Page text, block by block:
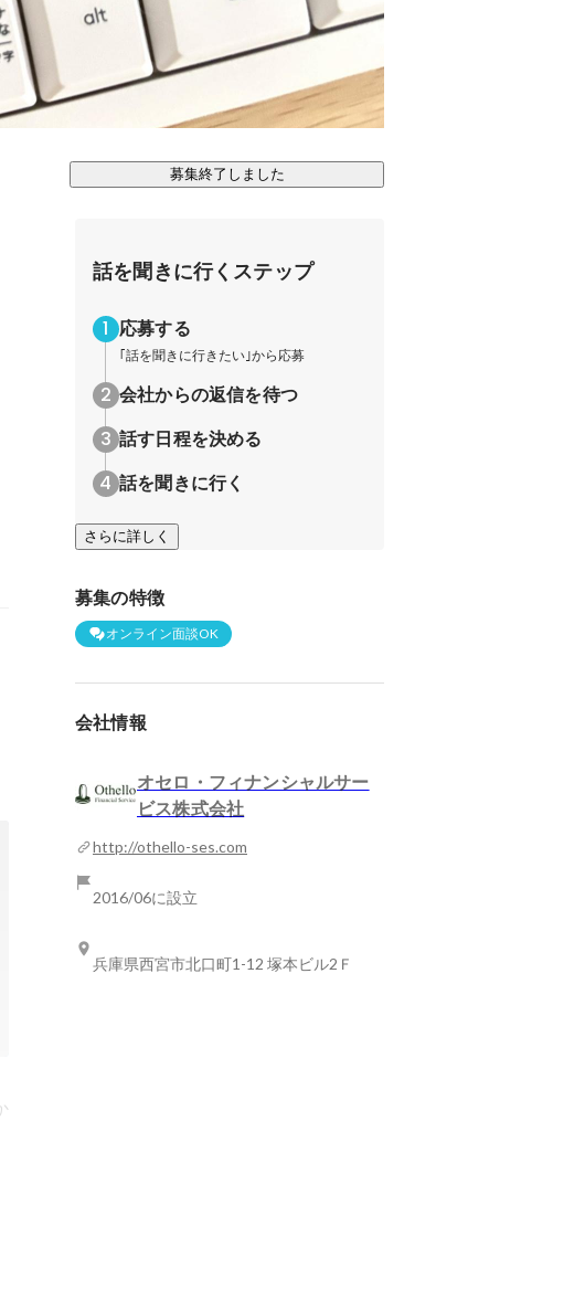
募集終了しました
話を聞きに行くステップ
応募する
｢話を聞きに行きたい｣から応募
会社からの返信を待つ
話す日程を決める
話を聞きに行く
さらに詳しく
募集の特徴
オンライン面談OK
会社情報
オセロ・フィナンシャルサー
ビス株式会社
http://othello-ses.com
2016/06に設立
兵庫県西宮市北口町1-12 塚本ビル2Ｆ